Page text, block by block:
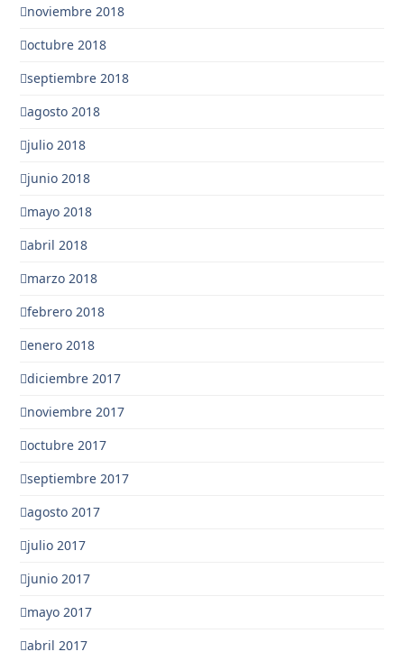
noviembre 2018
octubre 2018
septiembre 2018
agosto 2018
julio 2018
junio 2018
mayo 2018
abril 2018
marzo 2018
febrero 2018
enero 2018
diciembre 2017
noviembre 2017
octubre 2017
septiembre 2017
agosto 2017
julio 2017
junio 2017
mayo 2017
abril 2017